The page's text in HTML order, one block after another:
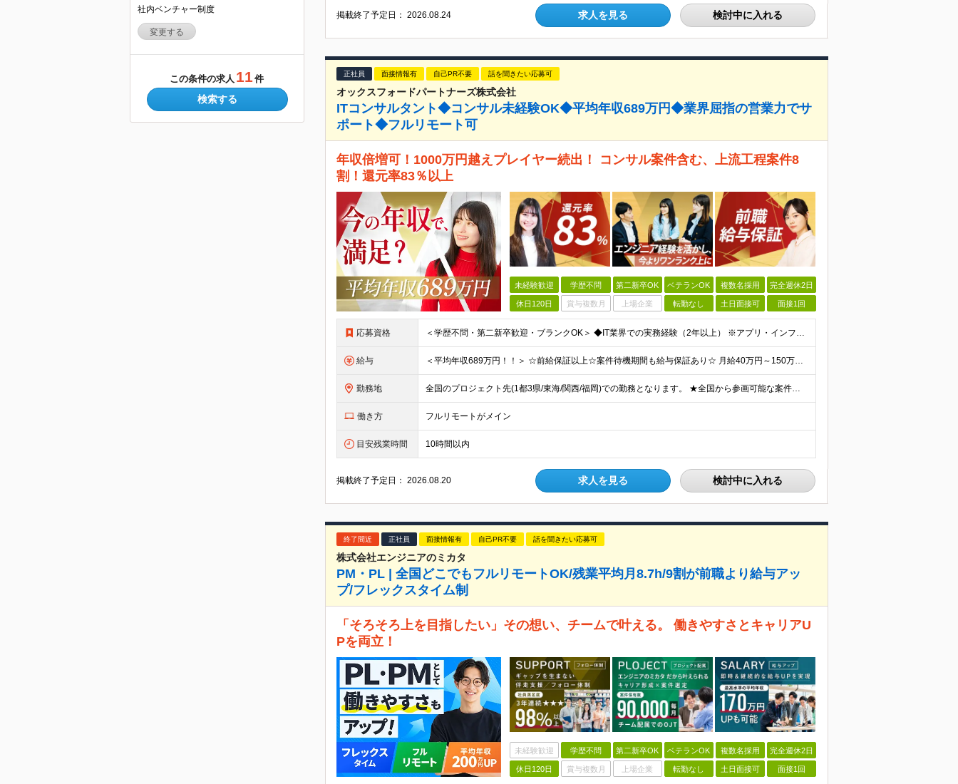
社内ベンチャー制度
変更する
この条件の求人 11 件
検索する
掲載終了予定日：2026.08.24 求人を見る 検討中に入れる
正社員 面接情報有 自己PR不要 話を聞きたい応募可
オックスフォードパートナーズ株式会社
ITコンサルタント◆コンサル未経験OK◆平均年収689万円◆業界屈指の営業力でサ
ポート◆フルリモート可
年収倍増可！1000万円越えプレイヤー続出！ コンサル案件含む、上流工程案件8
割！還元率83％以上
未経験歓迎 学歴不問 第二新卒OK ベテランOK 複数名採用 完全週休2日
休日120日 賞与複数月 上場企業 転勤なし 土日面接可 面接1回
応募資格 ＜学歴不問・第二新卒歓迎・ブランクOK＞ ◆IT業界での実務経験（2年以上） ※アプリ・インフラ等の領域は不問 【歓迎条件】 ◎コンサルティングファームでの実務経験 ◎SIにおける上流工程
給与 ＜平均年収689万円！！＞ ☆前給保証以上☆案件待機期間も給与保証あり☆ 月給40万円～150万円（固定残業代含む） ※経験や能力を考慮し決定します ※試用期間6ヶ月あり。条件や待遇に差異はありません
勤務地 全国のプロジェクト先(1都3県/東海/関西/福岡)での勤務となります。 ★全国から参画可能な案件あり！ ★リモートワーク・リモート併用・常駐案件すべてあり！ ★転居を伴う転勤はナシ ┗1人1人の働き
働き方 フルリモートがメイン
目安残業時間 10時間以内
掲載終了予定日：2026.08.20 求人を見る 検討中に入れる
終了間近 正社員 面接情報有 自己PR不要 話を聞きたい応募可
株式会社エンジニアのミカタ
PM・PL | 全国どこでもフルリモートOK/残業平均月8.7h/9割が前職より給与アッ
プ/フレックスタイム制
「そろそろ上を目指したい」その想い、チームで叶える。 働きやすさとキャリアU
Pを両立！
未経験歓迎 学歴不問 第二新卒OK ベテランOK 複数名採用 完全週休2日
休日120日 賞与複数月 上場企業 転勤なし 土日面接可 面接1回